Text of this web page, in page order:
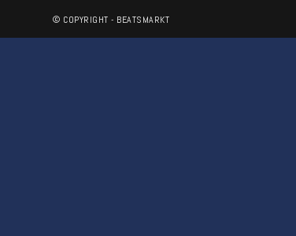
© COPYRIGHT - BEATSMARKT